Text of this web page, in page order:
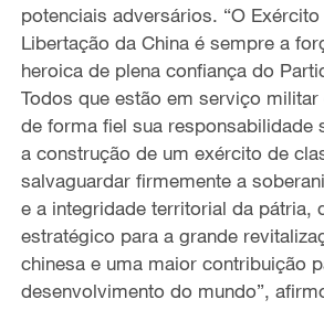
potenciais adversários. “O
Libertação da China é sempre a
heroica de plena confiança do
Todos que estão em serviço
de forma fiel sua responsabilidade
a construção de um exército de
salvaguardar firmemente a
e a integridade territorial da pátria,
estratégico para a grande
chinesa e uma maior contribuição
desenvolvimento do mundo”,